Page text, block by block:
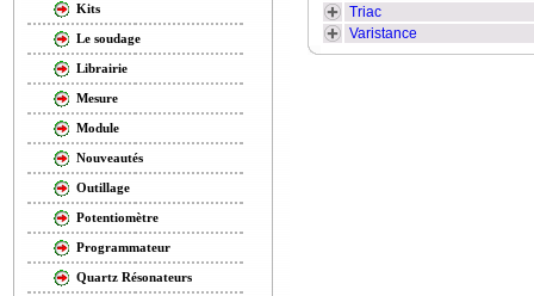
Kits
Le soudage
Librairie
Mesure
Module
Nouveautés
Outillage
Potentiomètre
Programmateur
Quartz Résonateurs
Triac
Varistance